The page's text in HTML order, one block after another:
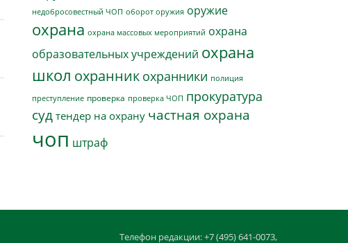
недобросовестный ЧОП оборот оружия оружие
охрана охрана массовых мероприятий охрана
образовательных учреждений охрана
школ охранник охранники полиция
преступление проверка проверка ЧОП прокуратура
суд тендер на охрану частная охрана
чоп штраф
Телефон редакции: +7 (495) 641-0073,